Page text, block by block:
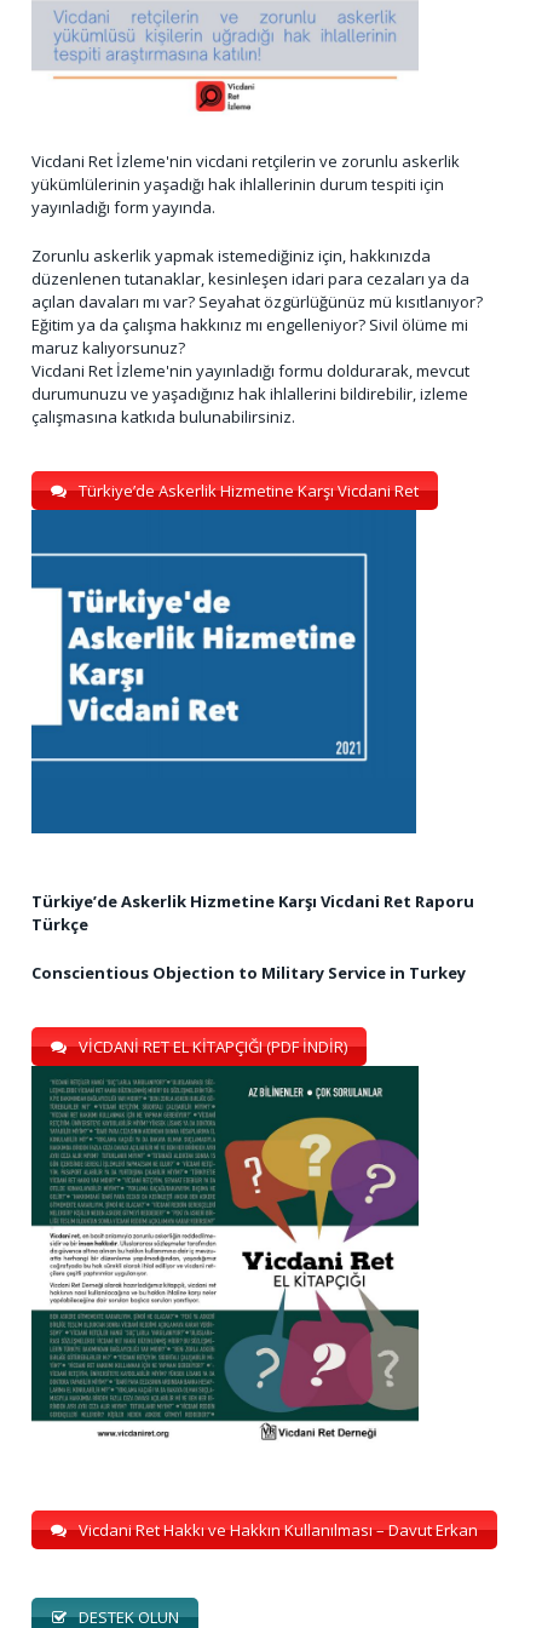
Vicdani Ret İzleme'nin vicdani retçilerin ve zorunlu askerlik
yükümlülerinin yaşadığı hak ihlallerinin durum tespiti için
yayınladığı form yayında.
Zorunlu askerlik yapmak istemediğiniz için, hakkınızda
düzenlenen tutanaklar, kesinleşen idari para cezaları ya da
açılan davaları mı var? Seyahat özgürlüğünüz mü kısıtlanıyor?
Eğitim ya da çalışma hakkınız mı engelleniyor? Sivil ölüme mi
maruz kalıyorsunuz?
Vicdani Ret İzleme'nin yayınladığı formu doldurarak, mevcut
durumunuzu ve yaşadığınız hak ihlallerini bildirebilir, izleme
çalışmasına katkıda bulunabilirsiniz.
Türkiye’de Askerlik Hizmetine Karşı Vicdani Ret
Türkiye’de Askerlik Hizmetine Karşı Vicdani Ret Raporu
Türkçe
Conscientious Objection to Military Service in Turkey
VİCDANİ RET EL KİTAPÇIĞI (PDF İNDİR)
Vicdani Ret Hakkı ve Hakkın Kullanılması – Davut Erkan
DESTEK OLUN